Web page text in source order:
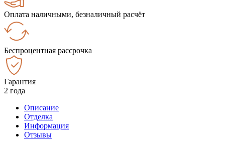
Оплата наличными, безналичный расчёт
Беспроцентная рассрочка
Гарантия
2 года
Описание
Отделка
Информация
Отзывы